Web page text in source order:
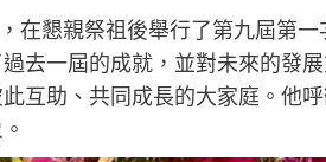
在懇親祭祖後舉行了第九屆第
去一屆的成就，並對未來的發
互助、共同成長的大家庭。他